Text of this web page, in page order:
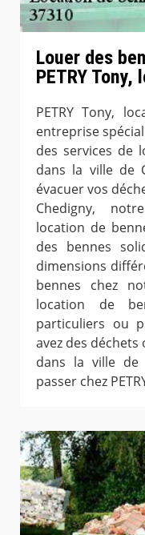
Louer des
PETRY
PETRY Tony,
entreprise
des services de
dans la ville de
évacuer vos
Chedigny,
location de
des bennes
dimensions
bennes chez
location de
particuliers ou
avez des
dans la ville de
passer chez